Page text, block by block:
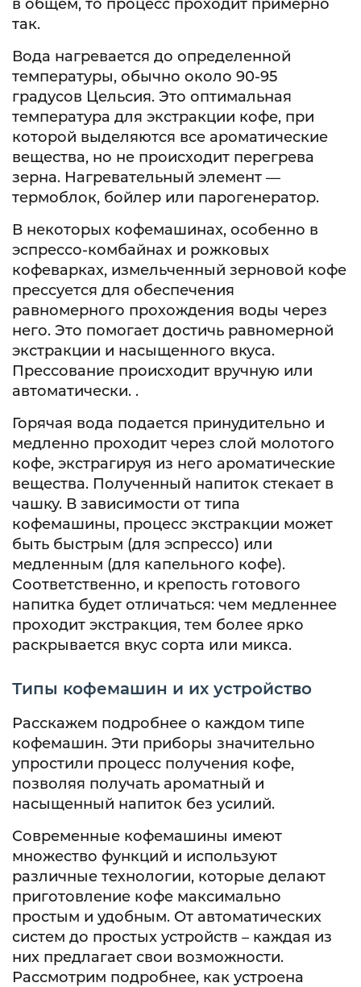
в общем, то процесс проходит примерно
так.
Вода нагревается до определенной
температуры, обычно около 90-95
градусов Цельсия. Это оптимальная
температура для экстракции кофе, при
которой выделяются все ароматические
вещества, но не происходит перегрева
зерна. Нагревательный элемент —
термоблок, бойлер или парогенератор.
В некоторых кофемашинах, особенно в
эспрессо-комбайнах и рожковых
кофеварках, измельченный зерновой кофе
прессуется для обеспечения
равномерного прохождения воды через
него. Это помогает достичь равномерной
экстракции и насыщенного вкуса.
Прессование происходит вручную или
автоматически. .
Горячая вода подается принудительно и
медленно проходит через слой молотого
кофе, экстрагируя из него ароматические
вещества. Полученный напиток стекает в
чашку. В зависимости от типа
кофемашины, процесс экстракции может
быть быстрым (для эспрессо) или
медленным (для капельного кофе).
Соответственно, и крепость готового
напитка будет отличаться: чем медленнее
проходит экстракция, тем более ярко
раскрывается вкус сорта или микса.
Типы кофемашин и их устройство
Расскажем подробнее о каждом типе
кофемашин. Эти приборы значительно
упростили процесс получения кофе,
позволяя получать ароматный и
насыщенный напиток без усилий.
Современные кофемашины имеют
множество функций и используют
различные технологии, которые делают
приготовление кофе максимально
простым и удобным. От автоматических
систем до простых устройств – каждая из
них предлагает свои возможности.
Рассмотрим подробнее, как устроена